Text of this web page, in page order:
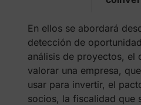
En ellos se abordará
detección de
análisis de proyectos, el
valorar una empresa,
usar para invertir, el
socios, la fiscalidad que